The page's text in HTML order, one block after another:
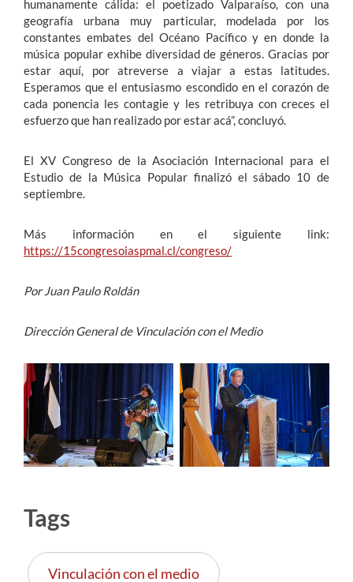
humanamente cálida: el poetizado Valparaíso, con una
geografía urbana muy particular, modelada por los
constantes embates del Océano Pacífico y en donde la
música popular exhibe diversidad de géneros. Gracias por
estar aquí, por atreverse a viajar a estas latitudes.
Esperamos que el entusiasmo escondido en el corazón de
cada ponencia les contagie y les retribuya con creces el
esfuerzo que han realizado por estar acá”, concluyó.
El XV Congreso de la Asociación Internacional para el
Estudio de la Música Popular finalizó el sábado 10 de
septiembre.
Más información en el siguiente link:
https://15congresoiaspmal.cl/congreso/
Por Juan Paulo Roldán
Dirección General de Vinculación con el Medio
Tags
Vinculación con el medio